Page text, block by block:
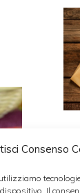
Consenso
Il
La